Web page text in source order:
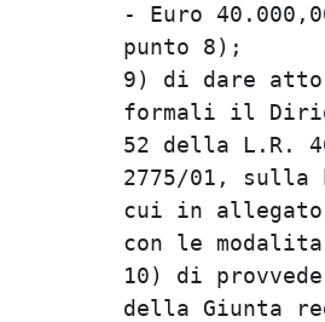
- Euro
9) di dare
formali il
52 della
2775/01,
cui in
con le
10) di
della